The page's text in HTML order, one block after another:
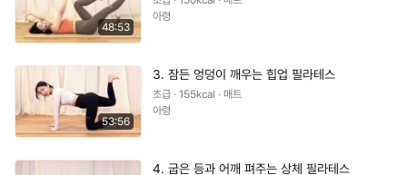
48:53
아령
53:56
3. 잠든 엉덩이 깨우는 힙업 필라테스
초급 · 155kcal · 매트
아령
4. 굽은 등과 어깨 펴주는 상체 필라테스